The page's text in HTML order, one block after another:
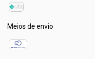
Meios de envio